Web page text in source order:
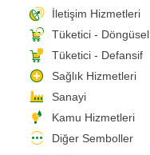
İletişim Hizmetleri
Tüketici - Döngüsel
Tüketici - Defansif
Sağlık Hizmetleri
Sanayi
Kamu Hizmetleri
Diğer Semboller